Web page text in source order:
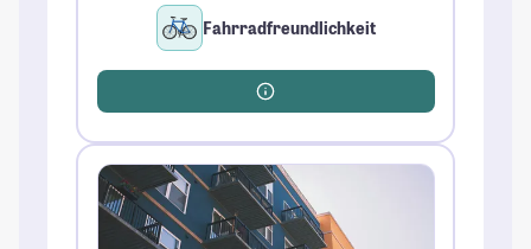
Fahrradfreundlichkeit